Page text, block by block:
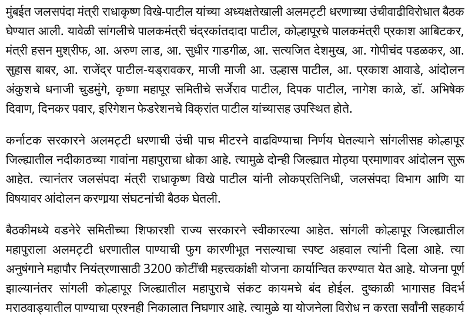
मुंबईत जलसपंदा मंत्री राधाकृष्ण विखे-पाटील यांच्या अध्यक्षतेखाली अलमट्टी धरणाच्या उंचीवाढीविरोधात बैठक
घेण्यात आली. यावेळी सांगलीचे पालकमंत्री चंद्रकांतदादा पाटील, कोल्हापूरचे पालकमंत्री प्रकाश आबिटकर,
मंत्री हसन मुश्रीफ, आ. अरुण लाड, आ. सुधीर गाडगीळ, आ. सत्यजित देशमुख, आ. गोपीचंद पडळकर, आ.
सुहास बाबर, आ. राजेंद्र पाटील-यड्रावकर, माजी माजी आ. उल्हास पाटील, आ. प्रकाश आवाडे, आंदोलन
अंकुशचे धनाजी चुडमुंगे, कृष्णा महापूर समितीचे सर्जेराव पाटील, दिपक पाटील, नागेश काळे, डॉ. अभिषेक
दिवाण, दिनकर पवार, इरिगेशन फेडरेशनचे विक्रांत पाटील यांच्यासह उपस्थित होते.
कर्नाटक सरकारने अलमट्टी धरणाची उंची पाच मीटरने वाढविण्याचा निर्णय घेतल्याने सांगलीसह कोल्हापूर
जिल्ह्यातील नदीकाठच्या गावांना महापुराचा धोका आहे. त्यामुळे दोन्ही जिल्ह्यात मोठ्या प्रमाणावर आंदोलन सुरू
आहेत. त्यानंतर जलसंपदा मंत्री राधाकृष्ण विखे पाटील यांनी लोकप्रतिनिधी, जलसंपदा विभाग आणि या
विषयावर आंदोलन करणार्‍या संघटनांची बैठक घेतली.
बैठकीमध्ये वडनेरे समितीच्या शिफारशी राज्य सरकारने स्वीकारल्या आहेत. सांगली कोल्हापूर जिल्ह्यातील
महापुराला अलमट्टी धरणातील पाण्याची फुग कारणीभूत नसल्याचा स्पष्ट अहवाल त्यांनी दिला आहे. त्या
अनुषंगाने महापौर नियंत्रणासाठी 3200 कोटींची महत्त्वकांक्षी योजना कार्यान्वित करण्यात येत आहे. योजना पूर्ण
झाल्यानंतर सांगली कोल्हापूर जिल्ह्यातील महापुराचे संकट कायमचे बंद होईल. दुष्काळी भागासह विदर्भ
मराठवाड्यातील पाण्याचा प्रश्नही निकालात निघणार आहे. त्यामुळे या योजनेला विरोध न करता सर्वांनी सहकार्य